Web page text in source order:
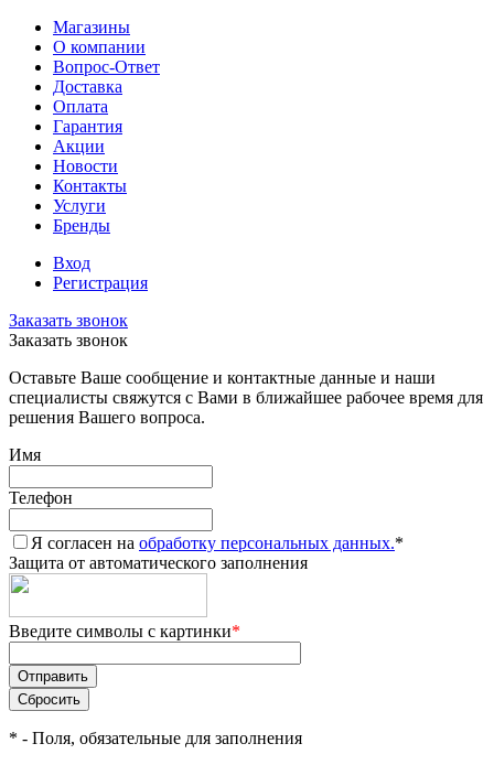
Магазины
О компании
Вопрос-Ответ
Доставка
Оплата
Гарантия
Акции
Новости
Контакты
Услуги
Бренды
Вход
Регистрация
Заказать звонок
Заказать звонок
Оставьте Ваше сообщение и контактные данные и наши
специалисты свяжутся с Вами в ближайшее рабочее время для
решения Вашего вопроса.
Имя
Телефон
Я согласен на обработку персональных данных.*
Защита от автоматического заполнения
Введите символы с картинки*
* - Поля, обязательные для заполнения